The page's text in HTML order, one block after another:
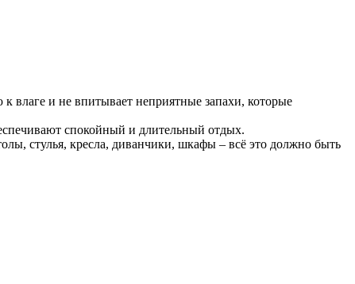
влаге и не впитывает неприятные запахи, которые
спокойный и длительный отдых.
стулья, кресла, диванчики, шкафы – всё это должно быть